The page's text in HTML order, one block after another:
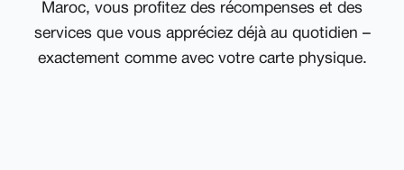
Maroc, vous profitez des récompenses et des
services que vous appréciez déjà au quotidien –
exactement comme avec votre carte physique.